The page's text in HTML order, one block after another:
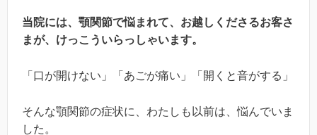
当院には、顎関節で悩まれて、お越しくださるお客さ
まが、けっこういらっしゃいます。
「口が開けない」「あごが痛い」「開くと音がする」
そんな顎関節の症状に、わたしも以前は、悩んでいま
した。